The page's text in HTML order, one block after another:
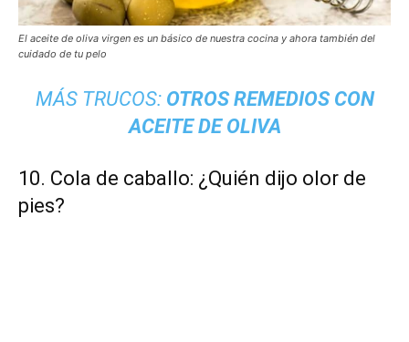
El aceite de oliva virgen es un básico de nuestra cocina y ahora también del
cuidado de tu pelo
MÁS TRUCOS: OTROS REMEDIOS CON
ACEITE DE OLIVA
10. Cola de caballo: ¿Quién dijo olor de
pies?